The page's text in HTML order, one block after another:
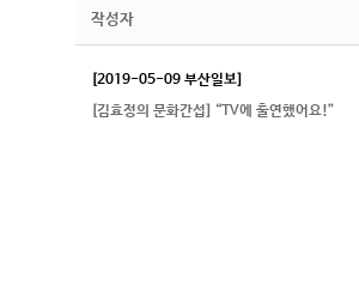
작성자
[2019-05-09 부산일보]
[김효정의 문화간섭] “TV에 출연했어요!”